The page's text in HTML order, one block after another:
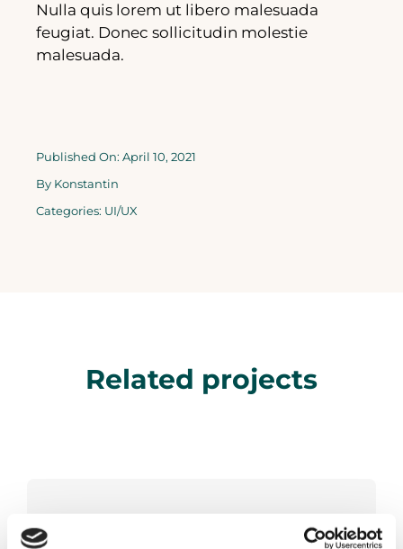
Nulla quis lorem ut libero malesuada
feugiat. Donec sollicitudin molestie
malesuada.
Published On: April 10, 2021
By Konstantin
Categories: UI/UX
Related projects